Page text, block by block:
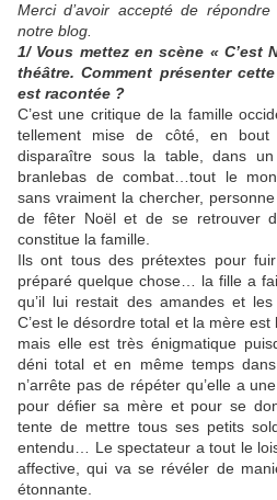
Merci d’avoir accepté de
notre blog.
1/ Vous mettez en scène «
théâtre. Comment présenter
est racontée ?
C’est une critique de la famille
tellement mise de côté, en
disparaître sous la table, dans
branlebas de combat…tout le
sans vraiment la chercher,
de fêter Noël et de se retrouver
constitue la famille.
Ils ont tous des prétextes pour
préparé quelque chose… la fille a
qu’il lui restait des amandes et
C’est le désordre total et la mère
mais elle est très énigmatique
déni total et en même temps
n’arrête pas de répéter qu’elle a
pour défier sa mère et pour se
tente de mettre tous ses petits
entendu… Le spectateur a tout le
affective, qui va se révéler de
étonnante.